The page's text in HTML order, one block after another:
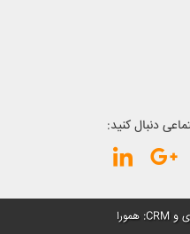
دنبال کنید:
وCRM
:همورا